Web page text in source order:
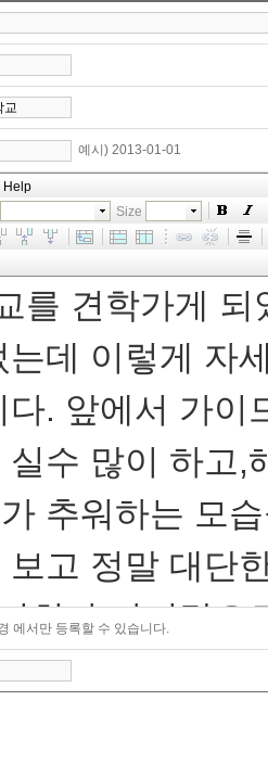
예시) 2013-01-01
Help
Size
에서만 등록할 수 있습니다.